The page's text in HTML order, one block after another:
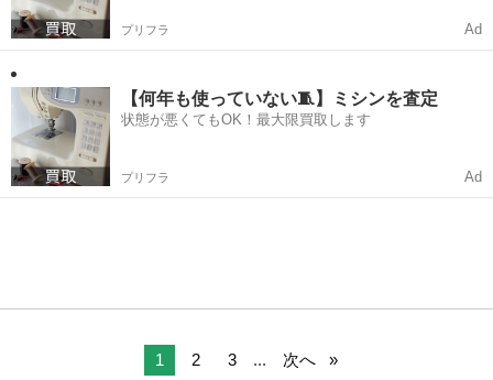
プリフラ Ad
【何年も使っていない🧵】ミシンを査定
状態が悪くてもOK！最大限買取します
プリフラ Ad
1 2 3 ... 次へ